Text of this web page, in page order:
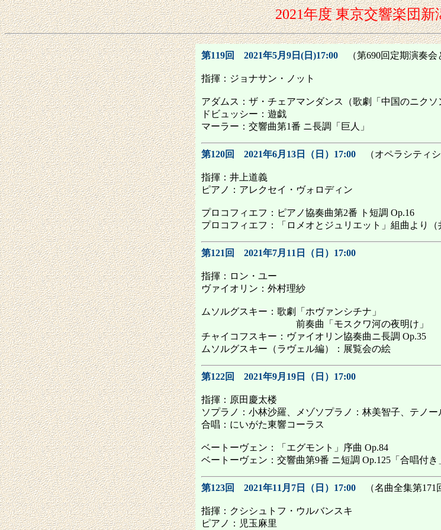
2021年度 東京交響楽団新
第119回 2021年5月9日(日)17:00 （第690回定期演奏会
指揮：ジョナサン・ノット
アダムス：ザ・チェアマンダンス（歌劇「中国のニクソ
ドビュッシー：遊戯
マーラー：交響曲第1番 ニ長調「巨人」
第120回 2021年6月13日（日）17:00 （オペラシティ
指揮：井上道義
ピアノ：アレクセイ・ヴォロディン
プロコフィエフ：ピアノ協奏曲第2番 ト短調 Op.16
プロコフィエフ：「ロメオとジュリエット」組曲より（
第121回 2021年7月11日（日）17:00
指揮：ロン・ユー
ヴァイオリン：外村理紗
ムソルグスキー：歌劇「ホヴァンシチナ」
前奏曲「モスクワ河の夜明け」
チャイコフスキー：ヴァイオリン協奏曲ニ長調 Op.35
ムソルグスキー（ラヴェル編）：展覧会の絵
第122回 2021年9月19日（日）17:00
指揮：原田慶太楼
ソプラノ：小林沙羅、メゾソプラノ：林美智子、テノ
合唱：にいがた東響コーラス
ベートーヴェン：「エグモント」序曲 Op.84
ベートーヴェン：交響曲第9番 ニ短調 Op.125「合唱付き
第123回 2021年11月7日（日）17:00 （名曲全集第171
指揮：クシシュトフ・ウルバンスキ
ピアノ：児玉麻里